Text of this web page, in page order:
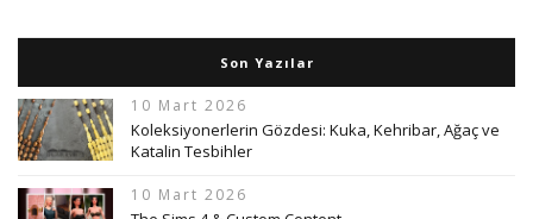
Son Yazılar
10 Mart 2026
Koleksiyonerlerin Gözdesi: Kuka, Kehribar, Ağaç ve
Katalin Tesbihler
10 Mart 2026